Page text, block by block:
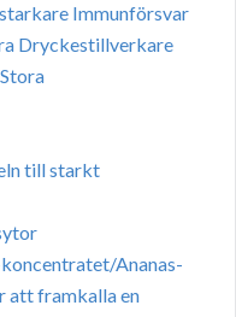
Immunförsvar
Dryckestillverkare
till starkt
Ananas-
att framkalla en